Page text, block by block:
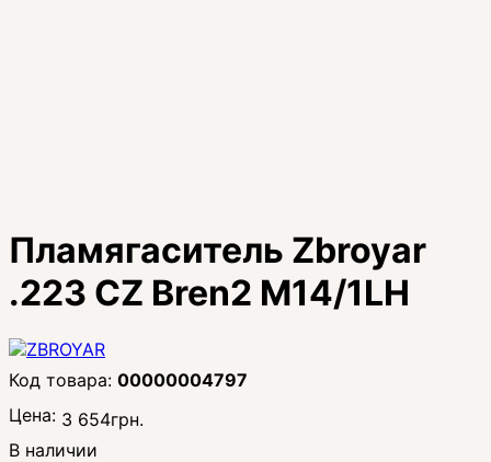
Пламягаситель Zbroyar
.223 CZ Bren2 M14/1LH
00000004797
Цена: 3 654грн.
В наличии